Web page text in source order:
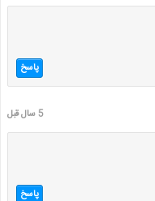
پاسخ
5 سال قبل
پاسخ